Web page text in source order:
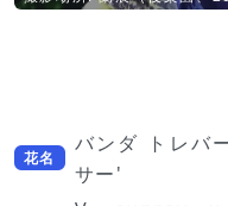
花名
バンダ トレバ
サー'